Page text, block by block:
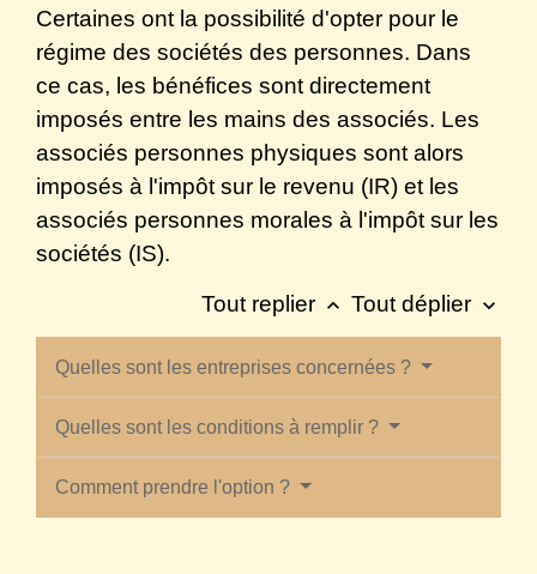
Certaines ont la possibilité d'opter pour le
régime des sociétés des personnes. Dans
ce cas, les bénéfices sont directement
imposés entre les mains des associés. Les
associés personnes physiques sont alors
imposés à l'impôt sur le revenu (IR) et les
associés personnes morales à l'impôt sur les
sociétés (IS).
Tout replier keyboard_arrow_up Tout déplier keyboard_arrow_down
Quelles sont les entreprises concernées ?
Quelles sont les conditions à remplir ?
Comment prendre l'option ?